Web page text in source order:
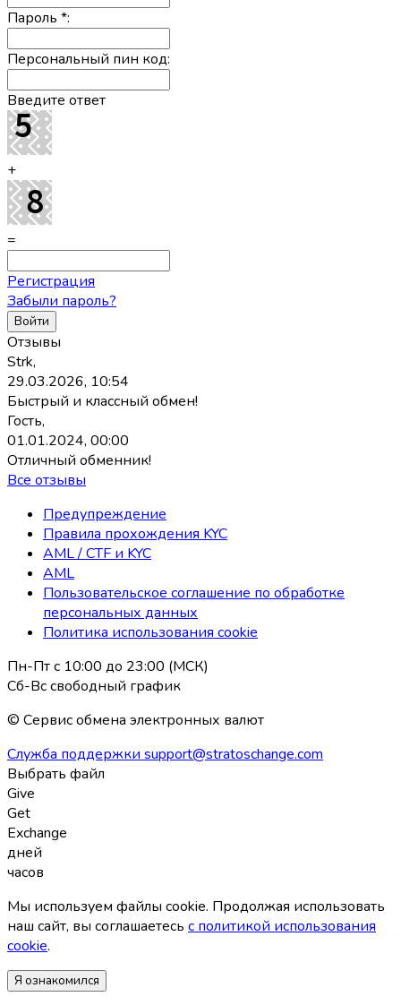
Пароль *:
Персональный пин код:
Введите ответ
+
=
Регистрация
Забыли пароль?
Отзывы
Strk,
29.03.2026, 10:54
Быстрый и классный обмен!
Гость,
01.01.2024, 00:00
Отличный обменник!
Все отзывы
Предупреждение
Правила прохождения KYC
AML / CTF и KYC
AML
Пользовательское соглашение по обработке
персональных данных
Политика использования coоkie
Пн-Пт с 10:00 до 23:00 (МСК)
Сб-Вс свободный график
© Сервис обмена электронных валют
Служба поддержки support@stratoschange.com
Выбрать файл
Give
Get
Exchange
дней
часов
Мы используем файлы coоkie. Продолжая использовать
наш сайт, вы соглашаетесь с политикой использования
coоkie.